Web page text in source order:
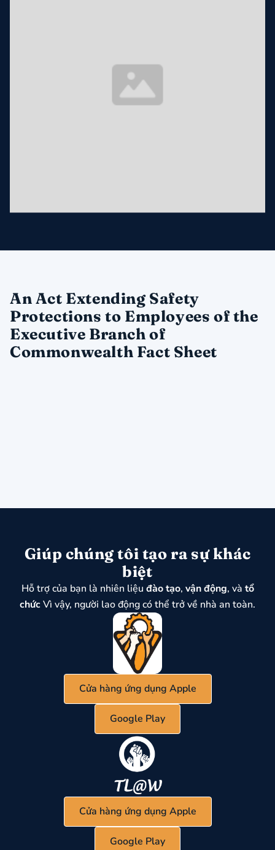
An Act Extending Safety
Protections to Employees of the
Executive Branch of
Commonwealth Fact Sheet
Giúp chúng tôi tạo ra sự khác
biệt
Hỗ trợ của bạn là nhiên liệu đào tạo, vận động, và tổ
chứcVì vậy, người lao động có thể trở về nhà an toàn.
Cửa hàng ứng dụng Apple
Google Play
Cửa hàng ứng dụng Apple
Google Play